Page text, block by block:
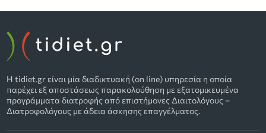
Η tidiet.gr είναι μία διαδικτυακή (on line) υπηρεσία η οποία
παρέχει εξ αποστάσεως παρακολούθηση με εξατομικευμένα
προγράμματα διατροφής από επιστήμονες Διαιτολόγους –
Διατροφολόγους με άδεια άσκησης επαγγέλματος.